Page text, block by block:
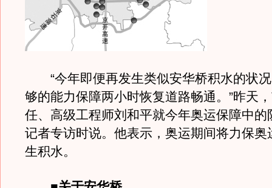
“今年即便再发生类似安华桥积水的状况
够的能力保障两小时恢复道路畅通。”昨天
任、高级工程师刘和平就今年奥运保障中的
记者专访时说。他表示，奥运期间将力保奥
生积水。